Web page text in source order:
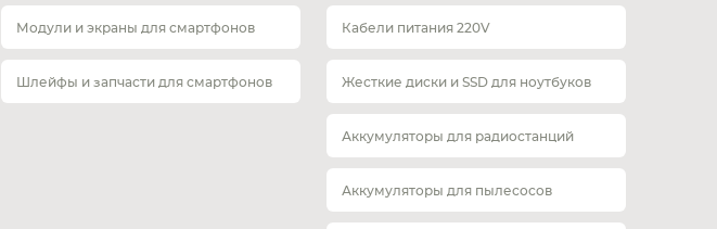
Модули и экраны для смартфонов
Шлейфы и запчасти для смартфонов
Кабели питания 220V
Жесткие диски и SSD для ноутбуков
Аккумуляторы для радиостанций
Аккумуляторы для пылесосов